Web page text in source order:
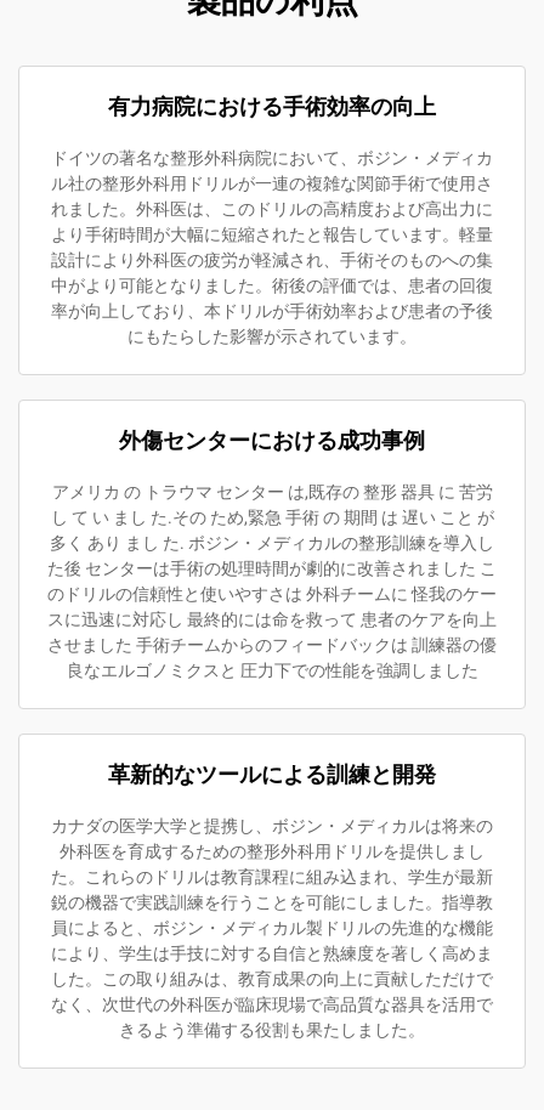
有力病院における手術効率の向上
ドイツの著名な整形外科病院において、ボジン・メディカ
ル社の整形外科用ドリルが一連の複雑な関節手術で使用さ
れました。外科医は、このドリルの高精度および高出力に
より手術時間が大幅に短縮されたと報告しています。軽量
設計により外科医の疲労が軽減され、手術そのものへの集
中がより可能となりました。術後の評価では、患者の回復
率が向上しており、本ドリルが手術効率および患者の予後
にもたらした影響が示されています。
外傷センターにおける成功事例
アメリカ の トラウマ センター は,既存の 整形 器具 に 苦労
し て い まし た.その ため,緊急 手術 の 期間 は 遅い こと が
多く あり まし た. ボジン・メディカルの整形訓練を導入し
た後 センターは手術の処理時間が劇的に改善されました こ
のドリルの信頼性と使いやすさは 外科チームに 怪我のケー
スに迅速に対応し 最終的には命を救って 患者のケアを向上
させました 手術チームからのフィードバックは 訓練器の優
良なエルゴノミクスと 圧力下での性能を強調しました
革新的なツールによる訓練と開発
カナダの医学大学と提携し、ボジン・メディカルは将来の
外科医を育成するための整形外科用ドリルを提供しまし
た。これらのドリルは教育課程に組み込まれ、学生が最新
鋭の機器で実践訓練を行うことを可能にしました。指導教
員によると、ボジン・メディカル製ドリルの先進的な機能
により、学生は手技に対する自信と熟練度を著しく高めま
した。この取り組みは、教育成果の向上に貢献しただけで
なく、次世代の外科医が臨床現場で高品質な器具を活用で
きるよう準備する役割も果たしました。